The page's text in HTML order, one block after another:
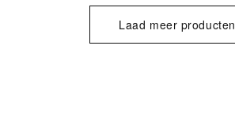
Laad meer producten